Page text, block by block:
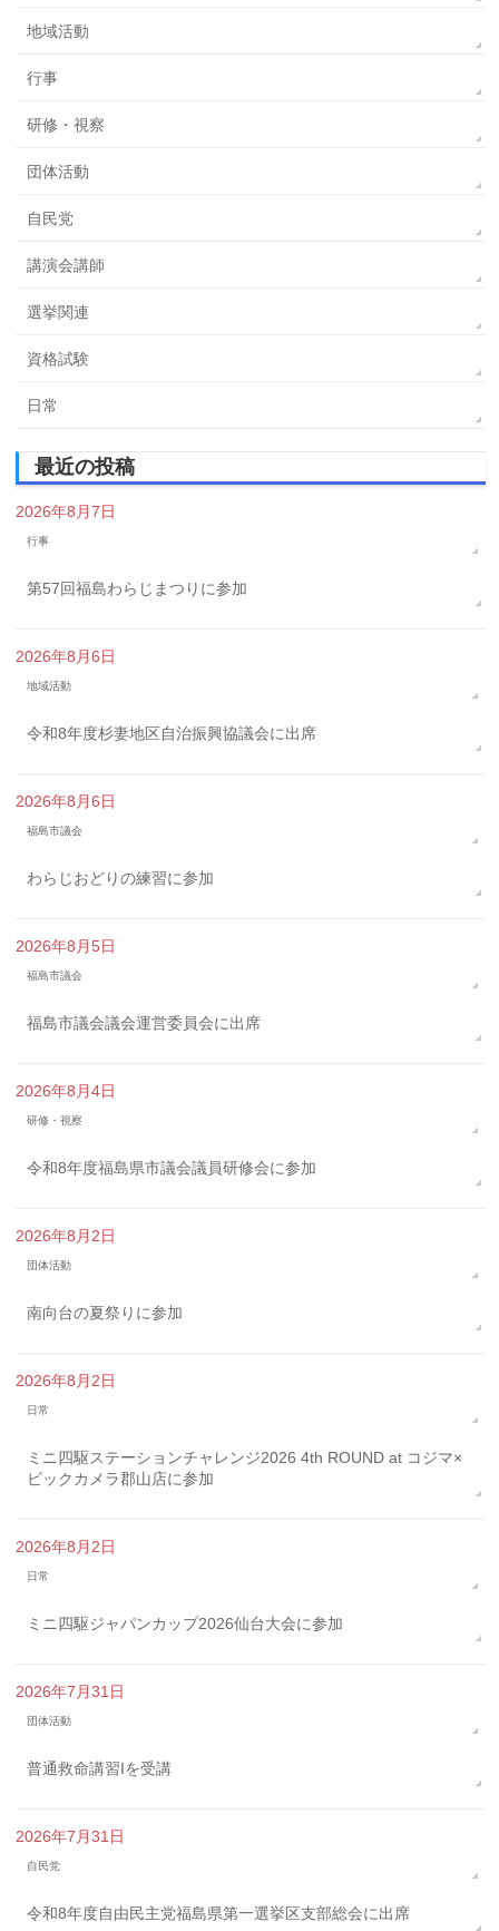
地域活動
行事
研修・視察
団体活動
自民党
講演会講師
選挙関連
資格試験
日常
最近の投稿
2026年8月7日
行事
第57回福島わらじまつりに参加
2026年8月6日
地域活動
令和8年度杉妻地区自治振興協議会に出席
2026年8月6日
福島市議会
わらじおどりの練習に参加
2026年8月5日
福島市議会
福島市議会議会運営委員会に出席
2026年8月4日
研修・視察
令和8年度福島県市議会議員研修会に参加
2026年8月2日
団体活動
南向台の夏祭りに参加
2026年8月2日
日常
ミニ四駆ステーションチャレンジ2026 4th ROUND at コジマ×
ビックカメラ郡山店に参加
2026年8月2日
日常
ミニ四駆ジャパンカップ2026仙台大会に参加
2026年7月31日
団体活動
普通救命講習Iを受講
2026年7月31日
自民党
令和8年度自由民主党福島県第一選挙区支部総会に出席